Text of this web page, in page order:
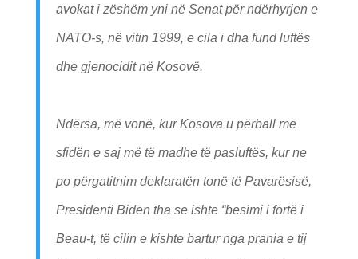
avokat i zëshëm yni në Senat për ndërhyrjen e
NATO-s, në vitin 1999, e cila i dha fund luftës
dhe gjenocidit në Kosovë.
Ndërsa, më vonë, kur Kosova u përball me
sfidën e saj më të madhe të pasluftës, kur ne
po përgatitnim deklaratën tonë të Pavarësisë,
Presidenti Biden tha se ishte “besimi i fortë i
Beau-t, të cilin e kishte bartur nga prania e tij